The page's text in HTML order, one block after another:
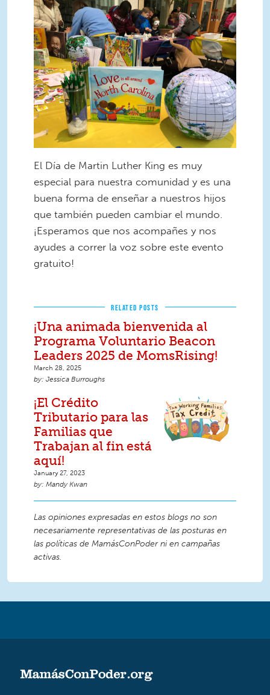
El Día de Martin Luther King es muy
especial para nuestra comunidad y es una
buena forma de enseñar a nuestros hijos
que también pueden cambiar el mundo.
¡Esperamos que nos acompañes y nos
ayudes a correr la voz sobre este evento
gratuito!
RELATED POSTS
¡Una animada bienvenida al
Programa Voluntario Beacon
Leaders 2025 de MomsRising!
March 28, 2025
Jessica Burroughs
¡El Crédito
Tributario para las
Familias que
Trabajan al fin está
aquí!
January 27, 2023
Mandy Kwan
Las opiniones expresadas en estos blogs no son
necesariamente representativas de las posturas en
las políticas de MamásConPoder ni en campañas
activas.